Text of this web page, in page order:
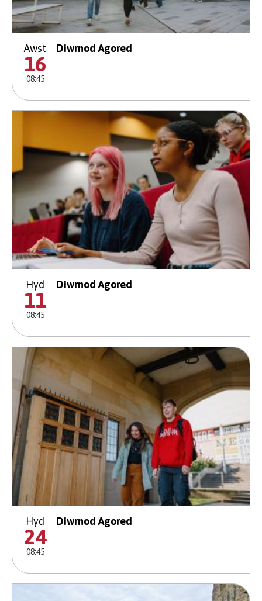
Awst
16
08:45
Diwrnod Agored
Hyd
11
08:45
Diwrnod Agored
Hyd
24
08:45
Diwrnod Agored